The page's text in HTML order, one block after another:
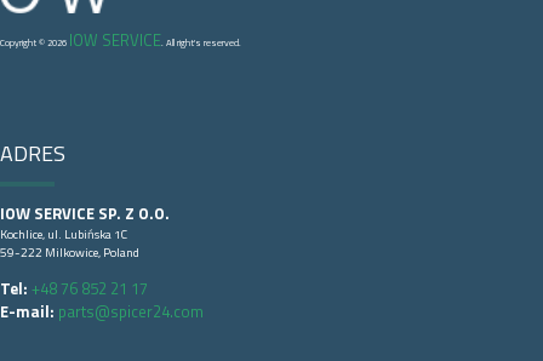
Copyright © 2026 IOW SERVICE. All right's reserved.
ADRES
IOW SERVICE SP. Z O.O.
Kochlice, ul. Lubińska 1C
59-222 Milkowice, Poland
Tel: +48 76 852 21 17
E-mail: parts@spicer24.com